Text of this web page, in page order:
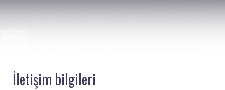
İletişim bilgileri